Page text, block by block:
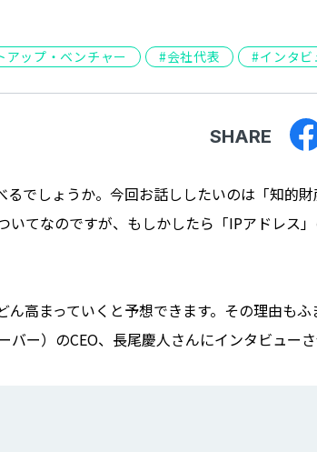
アップ・ベンチャー 会社代表 インタビ
SHARE
るでしょうか。今回お話ししたいのは「知的
てなのですが、もしかしたら「IPアドレス
高まっていくと予想できます。その理由も
ー）のCEO、長尾慶人さんにインタビューさ